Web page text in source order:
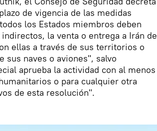
de vigencia de las medidas
los Estados miembros deben
la venta o entrega a Irán de
ellas a través de sus territorios o
sus naves o aviones", salvo
aprueba la actividad con al menos
o para cualquier otra
de esta resolución".